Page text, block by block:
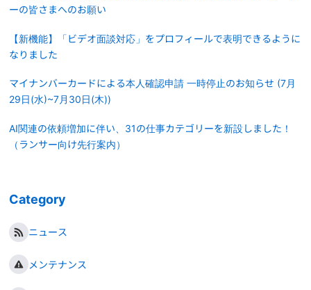
ーの皆さまへのお願い
【新機能】「ビデオ面談対応」をプロフィールで表明できるように
なりました
マイナンバーカードによる本人確認申請 一時停止のお知らせ (7月
29日(水)~7月30日(木))
AI関連の依頼増加に伴い、31の仕事カテゴリーを新設しました！
（ランサー向け先行案内）
Category
ニュース
メンテナンス